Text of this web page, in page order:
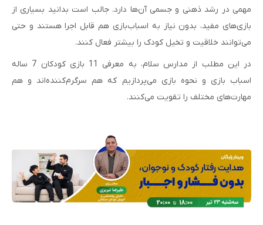
مهمی در رشد ذهنی و جسمی آن‌ها دارد. جالب است بدانید بسیاری از
بازی‌های مفید، بدون نیاز به اسباب‌بازی هم قابل اجرا هستند و حتی
می‌توانند خلاقیت و تخیل کودک را بیشتر فعال کنند.
در این مطلب از مدارس سلام، به معرفی 11 بازی کودکان 7 ساله
اسباب بازی و نحوه بازی می‌پردازیم که هم سرگرم‌کننده‌اند و هم
مهارت‌های مختلف را تقویت می‌کنند.